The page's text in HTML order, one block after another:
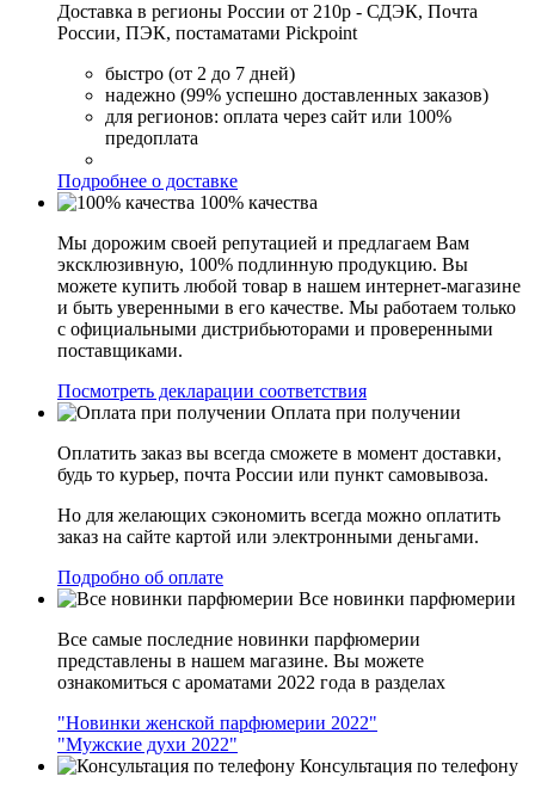
Доставка в регионы России от 210р - СДЭК, Почта
России, ПЭК, постаматами Pickpoint
быстро (от 2 до 7 дней)
надежно (99% успешно доставленных заказов)
для регионов: оплата через сайт или 100%
предоплата
Подробнее о доставке
100% качества
Мы дорожим своей репутацией и предлагаем Вам
эксклюзивную, 100% подлинную продукцию. Вы
можете купить любой товар в нашем интернет-магазине
и быть уверенными в его качестве. Мы работаем только
с официальными дистрибьюторами и проверенными
поставщиками.
Посмотреть декларации соответствия
Оплата при получении
Оплатить заказ вы всегда сможете в момент доставки,
будь то курьер, почта России или пункт самовывоза.
Но для желающих сэкономить всегда можно оплатить
заказ на сайте картой или электронными деньгами.
Подробно об оплате
Все новинки парфюмерии
Все самые последние новинки парфюмерии
представлены в нашем магазине. Вы можете
ознакомиться с ароматами 2022 года в разделах
"Новинки женской парфюмерии 2022"
"Мужские духи 2022"
Консультация по телефону